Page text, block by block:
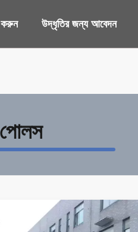
করুন উদ্ধৃতির জন্য আবেদন
পোলস